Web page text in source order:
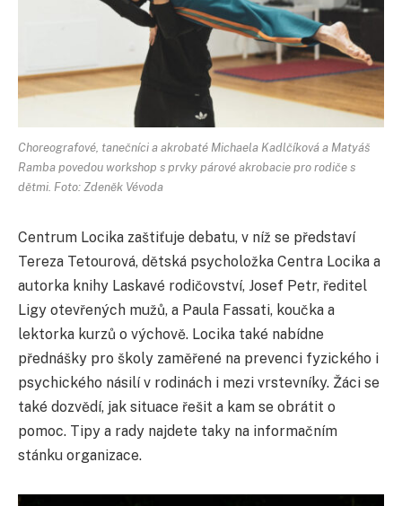
Choreografové, tanečníci a akrobaté Michaela Kadlčíková a Matyáš
Ramba povedou workshop s prvky párové akrobacie pro rodiče s
dětmi. Foto: Zdeněk Vévoda
Centrum Locika zaštiťuje debatu, v níž se představí
Tereza Tetourová, dětská psycholožka Centra Locika a
autorka knihy Laskavé rodičovství, Josef Petr, ředitel
Ligy otevřených mužů, a Paula Fassati, koučka a
lektorka kurzů o výchově. Locika také nabídne
přednášky pro školy zaměřené na prevenci fyzického i
psychického násilí v rodinách i mezi vrstevníky. Žáci se
také dozvědí, jak situace řešit a kam se obrátit o
pomoc. Tipy a rady najdete taky na informačním
stánku organizace.